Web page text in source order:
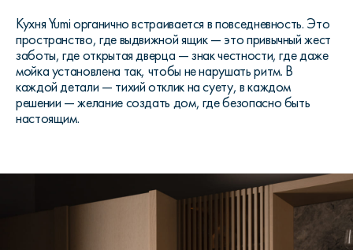
Кухня Yumi органично встраивается в повседневность. Это
пространство, где выдвижной ящик — это привычный жест
заботы, где открытая дверца — знак честности, где даже
мойка установлена так, чтобы не нарушать ритм. В
каждой детали — тихий отклик на суету, в каждом
решении — желание создать дом, где безопасно быть
настоящим.